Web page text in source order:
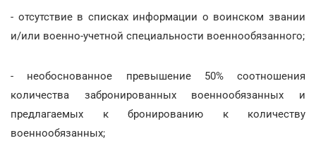
- отсутствие в списках информации о воинском звании
и/или военно-учетной специальности военнообязанного;
- необоснованное превышение 50% соотношения
количества забронированных военнообязанных и
предлагаемых к бронированию к количеству
военнообязанных;